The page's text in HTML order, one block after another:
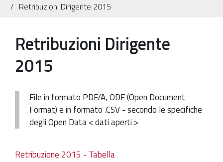
Ufficio Esportazione
Ufficio Tutela
Galleria
Contatti
Retribuzioni Dirigente 2015
Retribuzioni Dirigente
2015
File in formato PDF/A, ODF (Open Document
Format) e in formato .CSV - secondo le specifiche
degli Open Data < dati aperti >
Retribuzione 2015 - Tabella